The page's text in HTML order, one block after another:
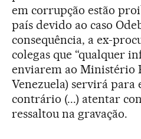
em corrupção estão
país devido ao caso
consequência, a ex-
colegas que “qualquer
enviarem ao Ministério
Venezuela) servirá para
contrário (...) atentar
ressaltou na gravação.